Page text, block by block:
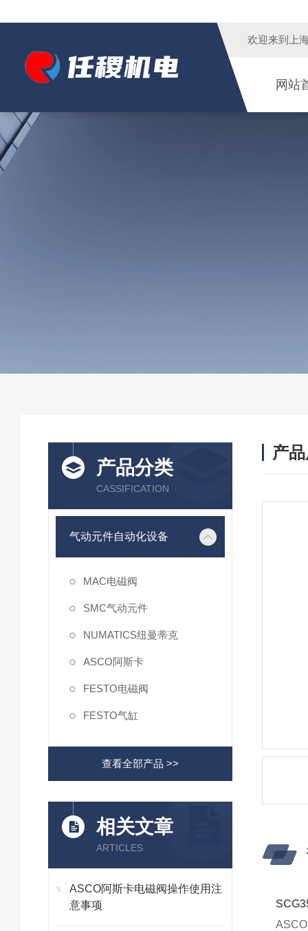
欢迎来到 上
网站
产品分类
CASSIFICATION
气动元件自动化设备
MAC电磁阀
SMC气动元件
NUMATICS纽曼蒂克
ASCO阿斯卡
FESTO电磁阀
FESTO气缸
查看全部产品 >>
相关文章
ARTICLES
ASCO阿斯卡电磁阀操作使用注
意事项
产